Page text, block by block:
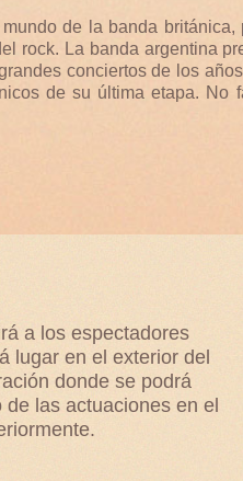
de la banda
rock. La banda argentina
conciertos de los
de su última etapa. No
a los espectadores
lugar en el exterior del
donde se podrá
las actuaciones en el